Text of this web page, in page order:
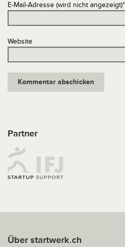
E-Mail-Adresse (wird nicht angezeigt)*
Website
Partner
Über startwerk.ch